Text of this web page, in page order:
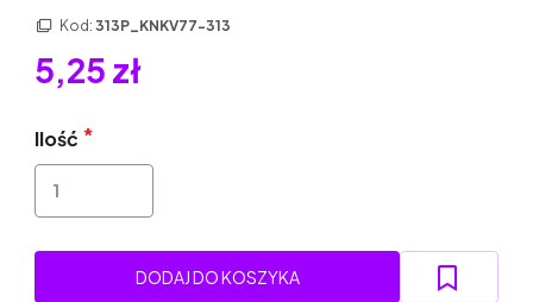
Kod: 313P_KNKV77-313
5,25 zł
Ilość
DODAJ DO KOSZYKA